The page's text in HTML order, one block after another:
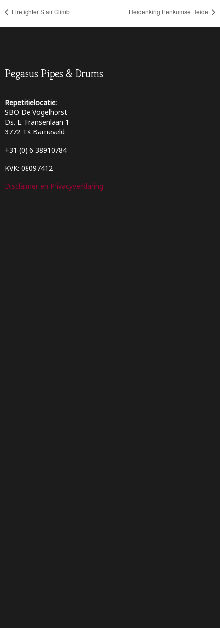
Firefighter Stair Climb Herdenking Renkumse Heide
Pegasus Pipes & Drums
Repetitielocatie:
SBO De Vogelhorst
Ds. E. Fransenlaan 1
3772 TX Barneveld
+31 (0) 6 38910784
KVK: 08097412
Disclaimer en Privacyverklaring